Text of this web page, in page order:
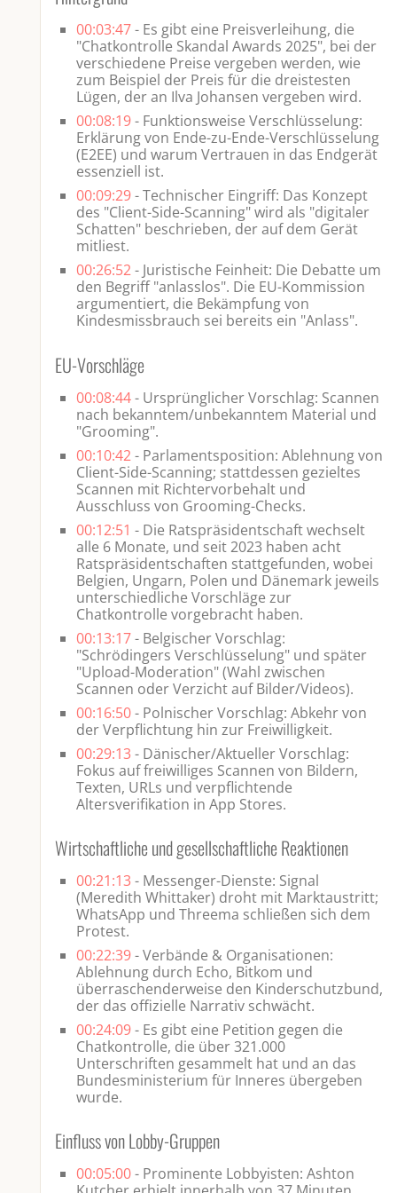
e
00:03:47- Es gibt eine Preisverleihung, die
"Chatkontrolle Skandal Awards 2025", bei der
verschiedene Preise vergeben werden, wie
zum Beispiel der Preis für die dreistesten
Lügen, der an Ilva Johansen vergeben wird.
00:08:19- Funktionsweise Verschlüsselung:
Erklärung von Ende-zu-Ende-Verschlüsselung
(E2EE) und warum Vertrauen in das Endgerät
essenziell ist.
00:09:29- Technischer Eingriff: Das Konzept
des "Client-Side-Scanning" wird als "digitaler
Schatten" beschrieben, der auf dem Gerät
mitliest.
00:26:52- Juristische Feinheit: Die Debatte um
den Begriff "anlasslos". Die EU-Kommission
argumentiert, die Bekämpfung von
Kindesmissbrauch sei bereits ein "Anlass".
EU-Vorschläge
00:08:44- Ursprünglicher Vorschlag: Scannen
nach bekanntem/unbekanntem Material und
"Grooming".
00:10:42- Parlamentsposition: Ablehnung von
Client-Side-Scanning; stattdessen gezieltes
Scannen mit Richtervorbehalt und
Ausschluss von Grooming-Checks.
00:12:51 - Die Ratspräsidentschaft wechselt
alle 6 Monate, und seit 2023 haben acht
Ratspräsidentschaften stattgefunden, wobei
Belgien, Ungarn, Polen und Dänemark jeweils
unterschiedliche Vorschläge zur
Chatkontrolle vorgebracht haben.
00:13:17- Belgischer Vorschlag:
"Schrödingers Verschlüsselung" und später
"Upload-Moderation" (Wahl zwischen
Scannen oder Verzicht auf Bilder/Videos).
00:16:50- Polnischer Vorschlag: Abkehr von
der Verpflichtung hin zur Freiwilligkeit.
00:29:13- Dänischer/Aktueller Vorschlag:
Fokus auf freiwilliges Scannen von Bildern,
Texten, URLs und verpflichtende
Altersverifikation in App Stores.
Wirtschaftliche und gesellschaftliche Reaktionen
00:21:13- Messenger-Dienste: Signal
(Meredith Whittaker) droht mit Marktaustritt;
WhatsApp und Threema schließen sich dem
Protest.
00:22:39- Verbände & Organisationen:
Ablehnung durch Echo, Bitkom und
überraschenderweise den Kinderschutzbund,
der das offizielle Narrativ schwächt.
00:24:09- Es gibt eine Petition gegen die
Chatkontrolle, die über 321.000
Unterschriften gesammelt hat und an das
Bundesministerium für Inneres übergeben
wurde.
Einfluss von Lobby-Gruppen
00:05:00- Prominente Lobbyisten: Ashton